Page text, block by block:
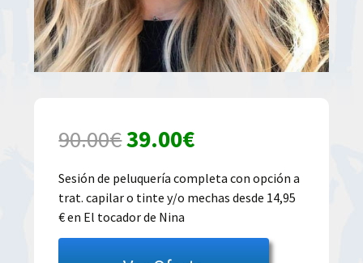
90.00€El
precio
original
era:
39.00€El
precio
actual
es:
Sesión de peluquería completa con opción a
trat. capilar o tinte y/o mechas desde 14,95
€ en El tocador de Nina